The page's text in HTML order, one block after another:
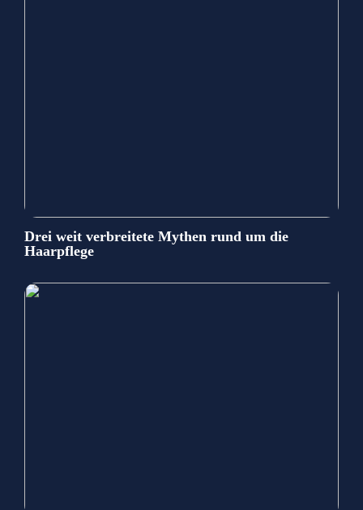
Drei weit verbreitete Mythen rund um die
Haarpflege